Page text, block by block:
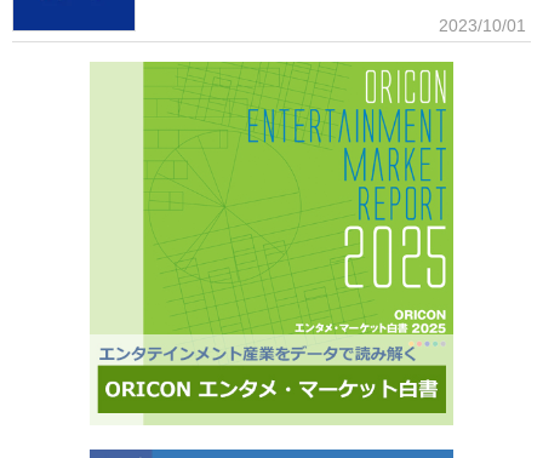
1月以降の配信開始楽曲でストリーミング累積3000万回超えの作品がある】日本のガールズグ
■アンケート専用のモニター組織世の中に影響力を持つオリコン・ラン
キングに参加できることに、高いモチベーションを持つモニター。
※自らの声を届けようと、自由回答への記入が多い傾向にあります。■ライフスタイルセグメン
テーションを基にした調査が可能生活意識や志向性など日本人を価値観という視点から、予め
セグメントしたモニター調査が可能。■オリコングループならではの「エンタメ」に特化音楽ア
ーティスト・アイドル・俳優・女優・アナウンサー・ドラマ・ライブ・ゲーム…など、エンタ
メ分野のマーケティングリサーチの実績多数。■“オリコンランキング”のブランドをコンシュー
マ分野においても活用・アンケートモニターの意見をランキング化し、メディア展開・ビジネ
ス記事のエビデンスデータとして・定性データをoricon BiZ onlineに蓄積■様々なクライアント
様にご利用いただいております■活用事例 ●アーティストの現
2023/10/01